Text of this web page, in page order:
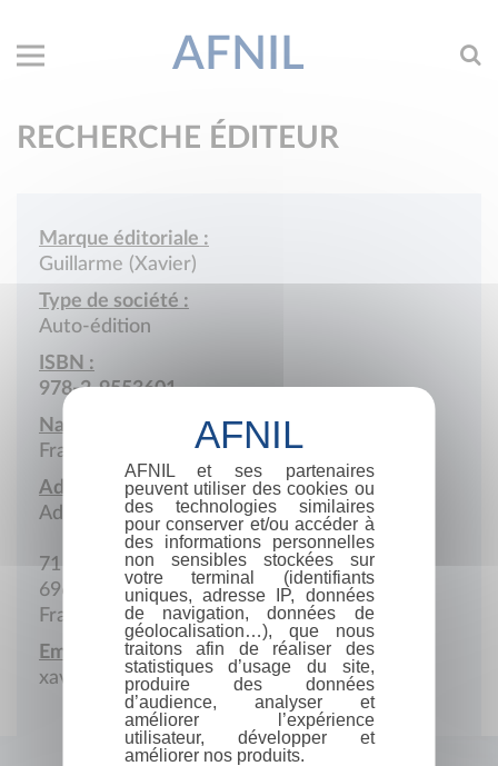
AFNIL
RECHERCHE ÉDITEUR
Marque éditoriale :
Guillarme (Xavier)
Type de société :
Auto-édition
ISBN :
978-2-9553601
Nationalité :
France
Adresse :
Adresse postale
71 Chemin de Bartassieux
69690 Bessenay
France
Email :
xavier.guillarme@orange.fr
AFNIL et ses partenaires
peuvent utiliser des cookies ou
des technologies similaires
pour conserver et/ou accéder à
des informations personnelles
non sensibles stockées sur
votre terminal (identifiants
uniques, adresse IP, données
de navigation, données de
géolocalisation…), que nous
traitons afin de réaliser des
statistiques d’usage du site,
produire des données
d’audience, analyser et
améliorer l’expérience
utilisateur, développer et
améliorer nos produits.